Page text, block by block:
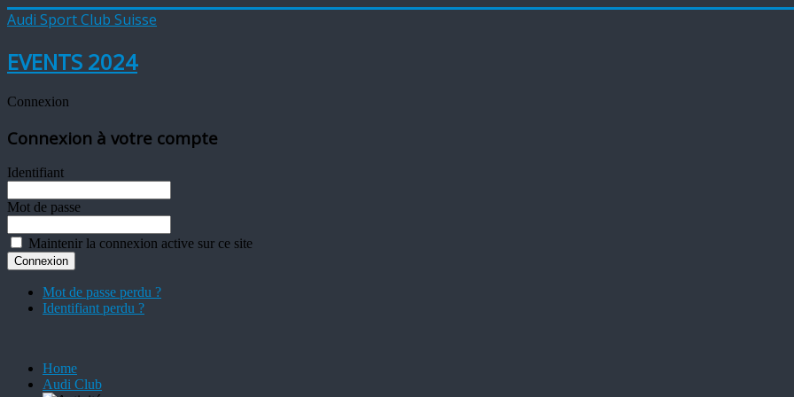
Audi Sport Club Suisse
EVENTS 2024
Connexion
Connexion à votre compte
Identifiant
Mot de passe
Maintenir la connexion active sur ce site
Mot de passe perdu ?
Identifiant perdu ?
Home
Audi Club